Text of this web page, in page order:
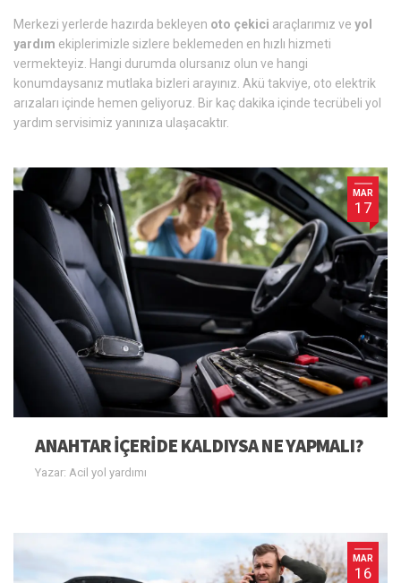
Merkezi yerlerde hazırda bekleyen oto çekici araçlarımız ve yol
yardım ekiplerimizle sizlere beklemeden en hızlı hizmeti
vermekteyiz. Hangi durumda olursanız olun ve hangi
konumdaysanız mutlaka bizleri arayınız. Akü takviye, oto elektrik
arızaları içinde hemen geliyoruz. Bir kaç dakika içinde tecrübeli yol
yardım servisimiz yanınıza ulaşacaktır.
MAR
17
ANAHTAR IÇERIDE KALDIYSA NE YAPMALI?
Yazar: Acil yol yardımı
MAR
16